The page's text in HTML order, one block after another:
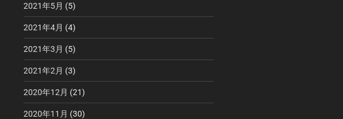
2021年5月 (5)
2021年4月 (4)
2021年3月 (5)
2021年2月 (3)
2020年12月 (21)
2020年11月 (30)